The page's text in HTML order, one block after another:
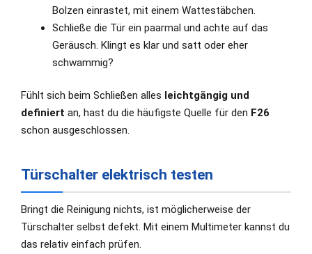
Bolzen einrastet, mit einem Wattestäbchen.
Schließe die Tür ein paarmal und achte auf das
Geräusch. Klingt es klar und satt oder eher
schwammig?
Fühlt sich beim Schließen alles leichtgängig und
definiert an, hast du die häufigste Quelle für den F26
schon ausgeschlossen.
Türschalter elektrisch testen
Bringt die Reinigung nichts, ist möglicherweise der
Türschalter selbst defekt. Mit einem Multimeter kannst du
das relativ einfach prüfen.